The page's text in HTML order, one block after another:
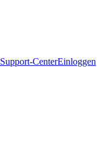
Support-CenterEinloggen